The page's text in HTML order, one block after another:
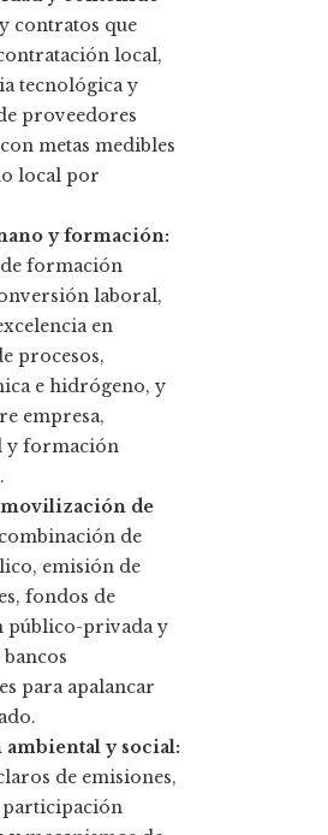
contratos que
local,
tecnológica y
proveedores
metas medibles
local por
y formación:
formación
laboral,
en
procesos,
e hidrógeno, y
empresa,
y formación
movilización de
combinación de
emisión de
fondos de
público-privada y
para apalancar
ambiental y social:
de emisiones,